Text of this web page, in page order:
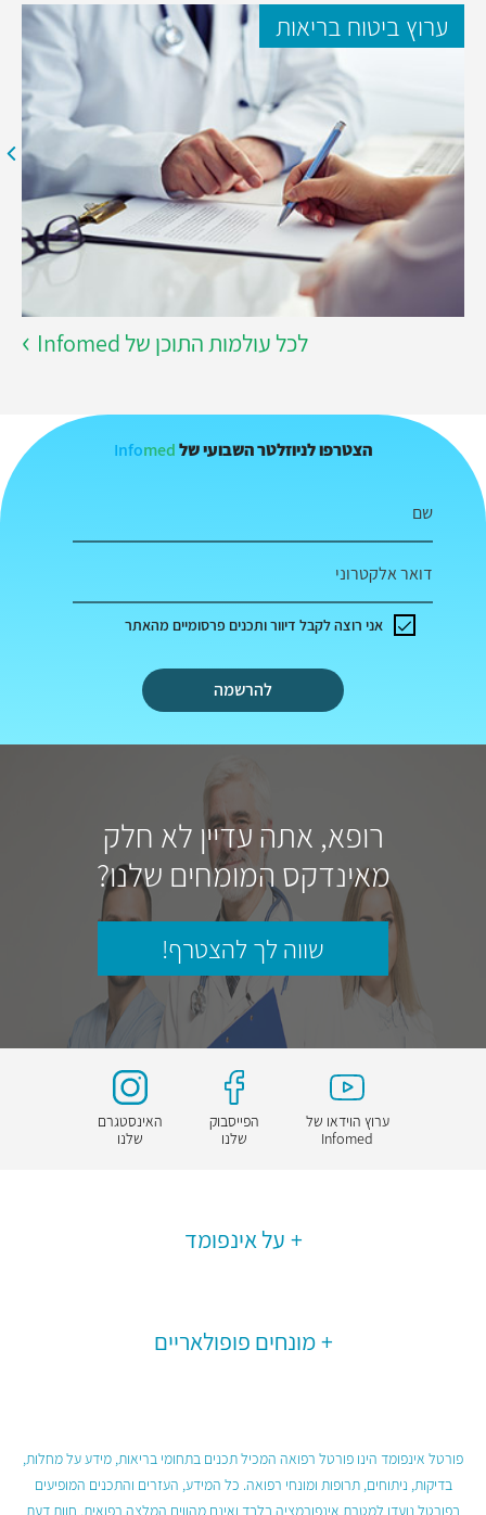
ערוץ ביטוח בריאות
לכל עולמות התוכן של Infomed
הצטרפו לניוזלטר השבועי של Infomed
שם
דואר אלקטרוני
להרשמה
אני רוצה לקבל דיוור ותכנים פרסומיים מהאתר
רופא, אתה עדיין לא חלק
מאינדקס המומחים שלנו?
שווה לך להצטרף!
ערוץ הוידאו של
Infomed
הפייסבוק
שלנו
האינסטגרם
שלנו
על אינפומד
מונחים פופולאריים
פורטל אינפומד הינו פורטל רפואה המכיל תכנים בתחומי בריאות, מידע על מחלות,
בדיקות, ניתוחים, תרופות ומונחי רפואה. כל המידע, העזרים והתכנים המופיעים
בפורטל נועדו למטרת אינפורמציה בלבד ואינם מהווים המלצה רפואית, חוות דעת